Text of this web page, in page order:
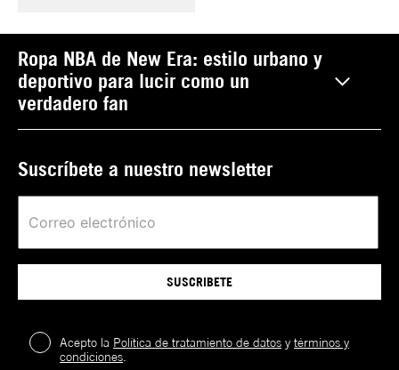
Ropa NBA de New Era: estilo urbano y
deportivo para lucir como un
verdadero fan
Suscríbete a nuestro newsletter
SUSCRIBETE
Acepto la Política de tratamiento de datos ytérminos y
condiciones